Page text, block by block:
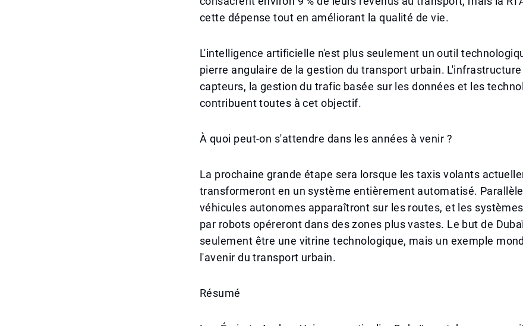
cette dépense tout en améliorant la qualité de vie.
L'intelligence artificielle n'est plus seulement un outil
pierre angulaire de la gestion du transport urbain.
capteurs, la gestion du trafic basée sur les données et les
contribuent toutes à cet objectif.
À quoi peut-on s'attendre dans les années à venir ?
La prochaine grande étape sera lorsque les taxis volants
transformeront en un système entièrement automatisé.
véhicules autonomes apparaîtront sur les routes, et les
par robots opéreront dans des zones plus vastes. Le but de
seulement être une vitrine technologique, mais un exemple
l'avenir du transport urbain.
Résumé